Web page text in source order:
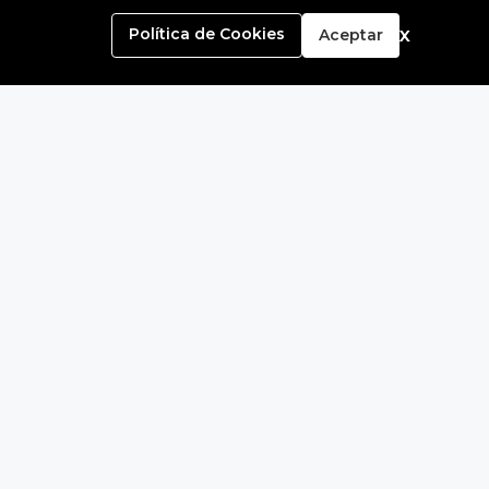
Política de Cookies Aceptar x